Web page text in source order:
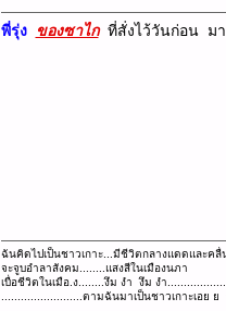
พี่รุ่ง ของซาไกที่สั่งไว้วันก่อน มา
ฉันคิดไปเป็นชาวเกาะ...มีชีวิตกลางแดดและคลื่
จะจูบอำลาสังคม........แสงสีในเมืองนภา
เบื่อชีวิตในเมือ.ง........งึม งำ งึม งำ
.........................ตามฉันมาเป็นชาวเกาะเอย